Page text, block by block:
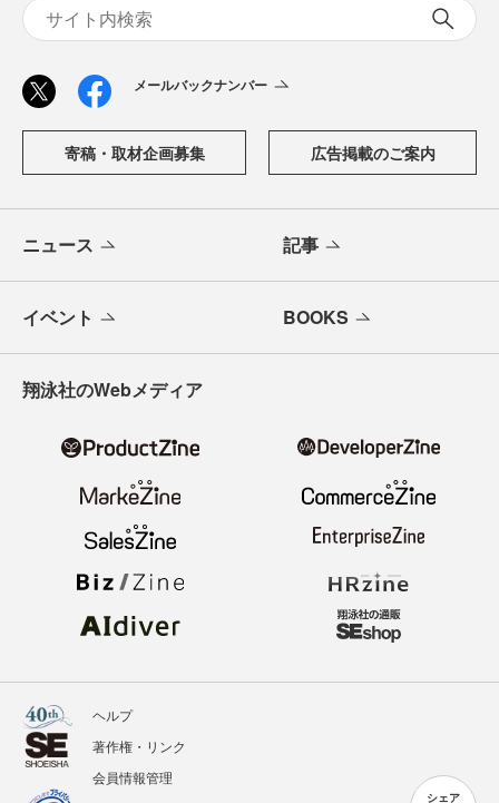
シェア
メールバックナンバー
寄稿・取材企画募集 広告掲載のご案内
ニュース 記事
イベント BOOKS
翔泳社のWebメディア
ヘルプ
著作権・リンク
会員情報管理